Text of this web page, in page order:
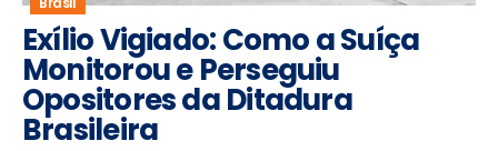
Exílio Vigiado: Como a Suíça
Monitorou e Perseguiu
Opositores da Ditadura
Brasileira